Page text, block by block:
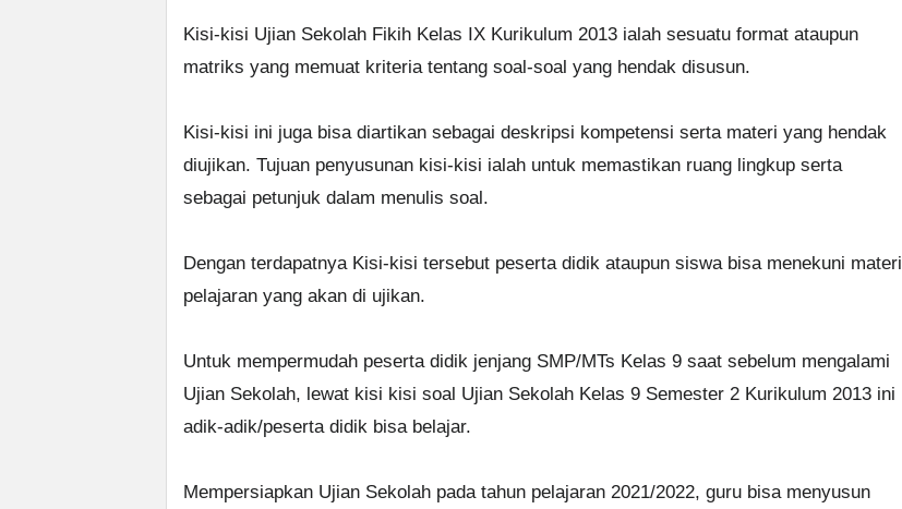
Kisi-kisi Ujian Sekolah Fikih Kelas IX Kurikulum 2013 ialah sesuatu format ataupun
matriks yang memuat kriteria tentang soal-soal yang hendak disusun.
Kisi-kisi ini juga bisa diartikan sebagai deskripsi kompetensi serta materi yang hendak
diujikan. Tujuan penyusunan kisi-kisi ialah untuk memastikan ruang lingkup serta
sebagai petunjuk dalam menulis soal.
Dengan terdapatnya Kisi-kisi tersebut peserta didik ataupun siswa bisa menekuni materi
pelajaran yang akan di ujikan.
Untuk mempermudah peserta didik jenjang SMP/MTs Kelas 9 saat sebelum mengalami
Ujian Sekolah, lewat kisi kisi soal Ujian Sekolah Kelas 9 Semester 2 Kurikulum 2013 ini
adik-adik/peserta didik bisa belajar.
Mempersiapkan Ujian Sekolah pada tahun pelajaran 2021/2022, guru bisa menyusun